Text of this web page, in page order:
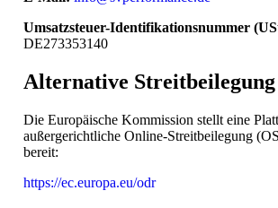
Umsatzsteuer-Identifikationsnummer
DE273353140
Alternative Streitbeilegung
Die Europäische Kommission stellt eine
außergerichtliche Online-Streitbeilegung
bereit:
https://ec.europa.eu/odr